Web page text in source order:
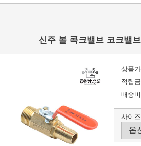
신주 볼 콕크밸브 코크밸
상품가
적립금
배송비
사이즈